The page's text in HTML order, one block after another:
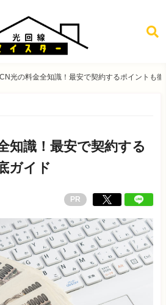
光の料金全知識！最安で契約するポイントも徹
知識！最安で契約する
ガイド
PR